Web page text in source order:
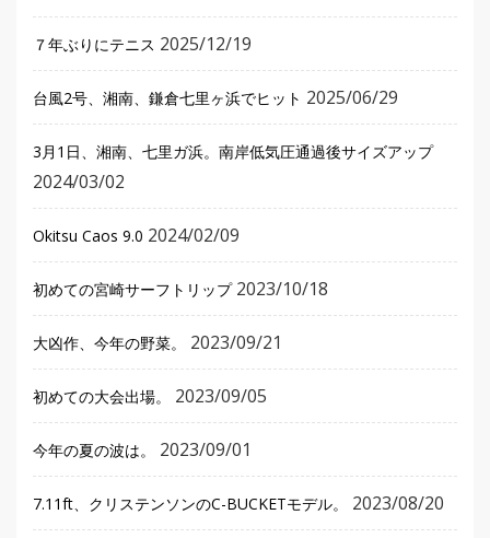
７年ぶりにテニス 2025/12/19
台風2号、湘南、鎌倉七里ヶ浜でヒット 2025/06/29
3月1日、湘南、七里ガ浜。南岸低気圧通過後サイズアップ
2024/03/02
Okitsu Caos 9.0 2024/02/09
初めての宮崎サーフトリップ 2023/10/18
大凶作、今年の野菜。 2023/09/21
初めての大会出場。 2023/09/05
今年の夏の波は。 2023/09/01
7.11ft、クリステンソンのC-BUCKETモデル。 2023/08/20